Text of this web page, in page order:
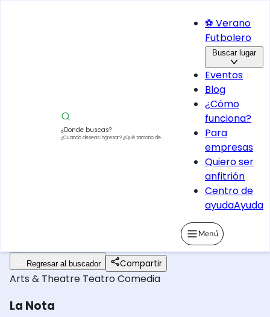
¿Donde buscas?
¿Cuando deseas ingresar?¿Qué tamaño de
⚽ Verano
Futbolero
Buscar lugar
Eventos
Blog
¿Cómo
funciona?
Para
empresas
Quiero ser
anfitrión
Centro de
ayudaAyuda
Menú
Regresar al buscador Compartir
Arts & Theatre TeatroComedia
La Nota